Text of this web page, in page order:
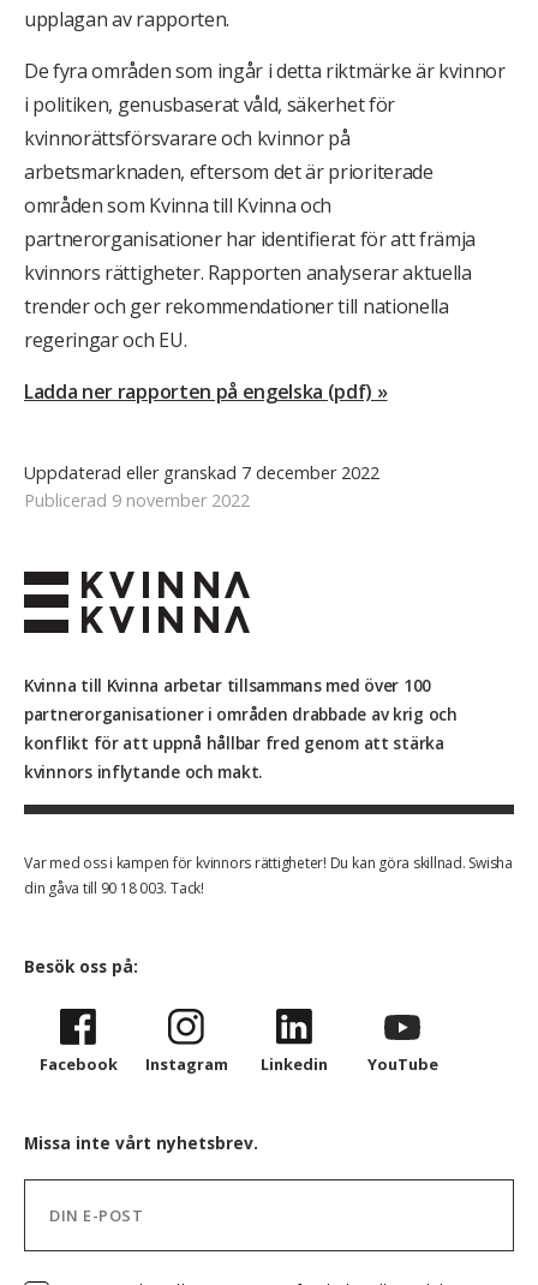
upplagan av rapporten.
De fyra områden som ingår i detta riktmärke är kvinnor
i politiken, genusbaserat våld, säkerhet för
kvinnorättsförsvarare och kvinnor på
arbetsmarknaden, eftersom det är prioriterade
områden som Kvinna till Kvinna och
partnerorganisationer har identifierat för att främja
kvinnors rättigheter. Rapporten analyserar aktuella
trender och ger rekommendationer till nationella
regeringar och EU.
Ladda ner rapporten på engelska (pdf) »
Uppdaterad eller granskad 7 december 2022
Publicerad 9 november 2022
Kvinna till Kvinna arbetar tillsammans med över 100
partnerorganisationer i områden drabbade av krig och
konflikt för att uppnå hållbar fred genom att stärka
kvinnors inflytande och makt.
Var med oss i kampen för kvinnors rättigheter! Du kan göra skillnad. Swisha
din gåva till 90 18 003. Tack!
Besök oss på:
Facebook Instagram Linkedin YouTube
Missa inte vårt nyhetsbrev.